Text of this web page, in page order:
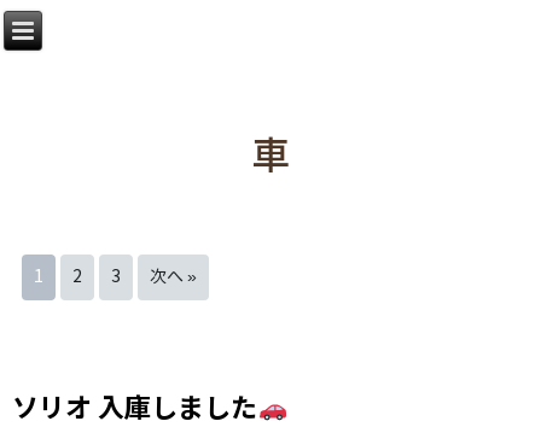
車
1 2 3 次へ »
ソリオ 入庫しました